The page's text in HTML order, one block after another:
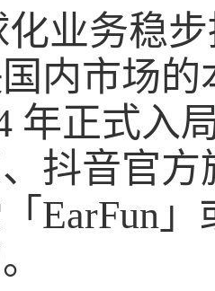
业务稳
内市场
年正式入
抖音官
EarFun